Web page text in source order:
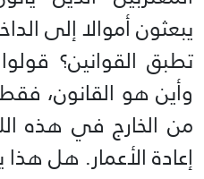
يبعثون أموالا إلى
تطبق القوانين؟
وأين هو القانون،
من الخارج في هذه
إعادة الأعمار. هل هذا